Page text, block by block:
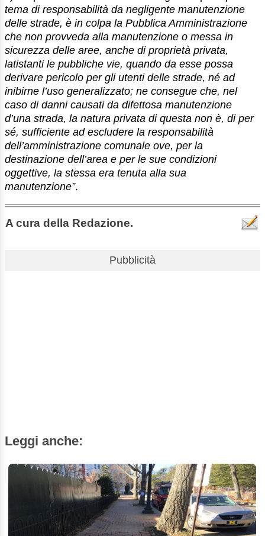
tema di responsabilità da negligente manutenzione
delle strade, è in colpa la Pubblica Amministrazione
che non provveda alla manutenzione o messa in
sicurezza delle aree, anche di proprietà privata,
latistanti le pubbliche vie, quando da esse possa
derivare pericolo per gli utenti delle strade, né ad
inibirne l’uso generalizzato; ne consegue che, nel
caso di danni causati da difettosa manutenzione
d’una strada, la natura privata di questa non è, di per
sé, sufficiente ad escludere la responsabilità
dell’amministrazione comunale ove, per la
destinazione dell’area e per le sue condizioni
oggettive, la stessa era tenuta alla sua
manutenzione”.
A cura della Redazione.
Pubblicità
Leggi anche: